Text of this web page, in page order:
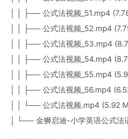
│ │ ├── 公式法视频_51.mp4
│ │ ├── 公式法视频_52.mp4
│ │ ├── 公式法视频_53.mp4
│ │ ├── 公式法视频_54.mp4
│ │ ├── 公式法视频_55.mp4
│ │ ├── 公式法视频_56.mp4
│ │ └── 公式法视频.mp4 (5.92
│ └── 金狮启迪-小学英语公式